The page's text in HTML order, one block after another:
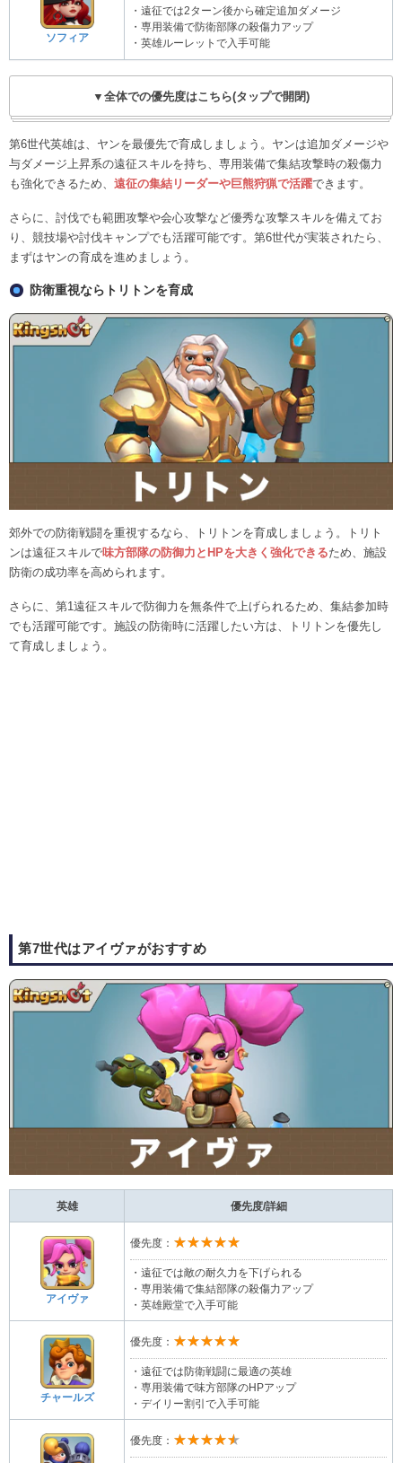
ソフィア
・遠征では2ターン後から確定追加ダメージ
・専用装備で防衛部隊の殺傷力アップ
・英雄ルーレットで入手可能
▼全体での優先度はこちら(タップで開閉)
第6世代英雄は、ヤンを最優先で育成しましょう。ヤンは追加ダメージや
与ダメージ上昇系の遠征スキルを持ち、専用装備で集結攻撃時の殺傷力
も強化できるため、 遠征の集結リーダーや巨熊狩猟で活躍できます。
さらに、討伐でも範囲攻撃や会心攻撃など優秀な攻撃スキルを備えてお
り、競技場や討伐キャンプでも活躍可能です。第6世代が実装されたら、
まずはヤンの育成を進めましょう。
防衛重視ならトリトンを育成
郊外での防衛戦闘を重視するなら、トリトンを育成しましょう。トリト
ンは遠征スキルで味方部隊の防御力とHPを大きく強化できるため、施設
防衛の成功率を高められます。
さらに、第1遠征スキルで防御力を無条件で上げられるため、集結参加時
でも活躍可能です。施設の防衛時に活躍したい方は、トリトンを優先し
て育成しましょう。
第7世代はアイヴァがおすすめ
英雄 優先度/詳細
アイヴァ
優先度： ★★★★★
・遠征では敵の耐久力を下げられる
・専用装備で集結部隊の殺傷力アップ
・英雄殿堂で入手可能
チャールズ
優先度： ★★★★★
・遠征では防衛戦闘に最適の英雄
・専用装備で味方部隊のHPアップ
・デイリー割引で入手可能
優先度： ★★★★★